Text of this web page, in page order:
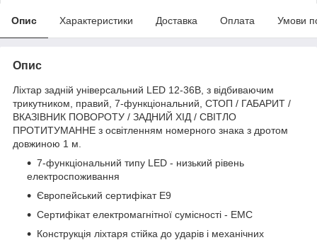
Опис Характеристики Доставка Оплата Умови
Опис
Ліхтар задній універсальний LED 12-36В, з відбиваючим
трикутником, правий, 7-функціональний, СТОП / ГАБАРИТ /
ВКАЗІВНИК ПОВОРОТУ / ЗАДНИЙ ХІД / СВІТЛО
ПРОТИТУМАННЕ з освітленням номерного знака з дротом
довжиною 1 м.
7-функціональний типу LED - низький рівень
електроспоживання
Європейський сертифікат E9
Сертифікат електромагнітної сумісності - EMC
Конструкція ліхтаря стійка до ударів і механічних